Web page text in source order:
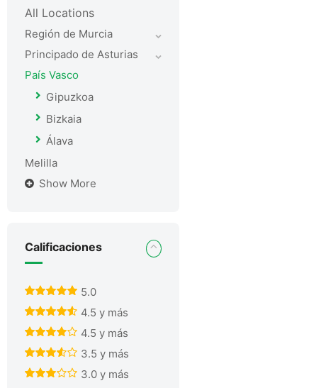
All Locations
Región de Murcia
Principado de Asturias
País Vasco
Gipuzkoa
Bizkaia
Álava
Melilla
Show More
Calificaciones
5.0
4.5 y más
4.5 y más
3.5 y más
3.0 y más